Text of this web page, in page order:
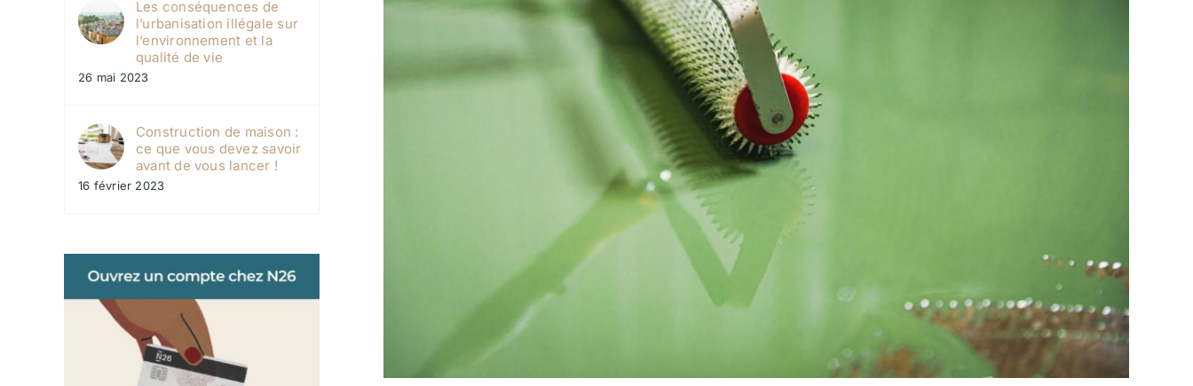
Les conséquences de
l’urbanisation illégale sur
l’environnement et la
qualité de vie
26 mai 2023
Construction de maison :
ce que vous devez savoir
avant de vous lancer !
16 février 2023